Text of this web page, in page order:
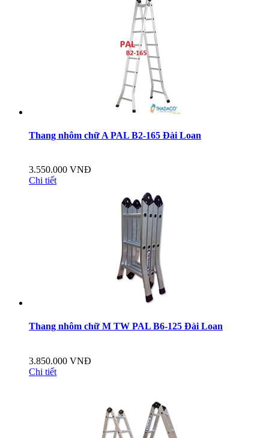
Thang nhôm chữ A PAL B2-165 Đài Loan
3.550.000 VNĐ
Chi tiết
Thang nhôm chữ M TW PAL B6-125 Đài Loan
3.850.000 VNĐ
Chi tiết